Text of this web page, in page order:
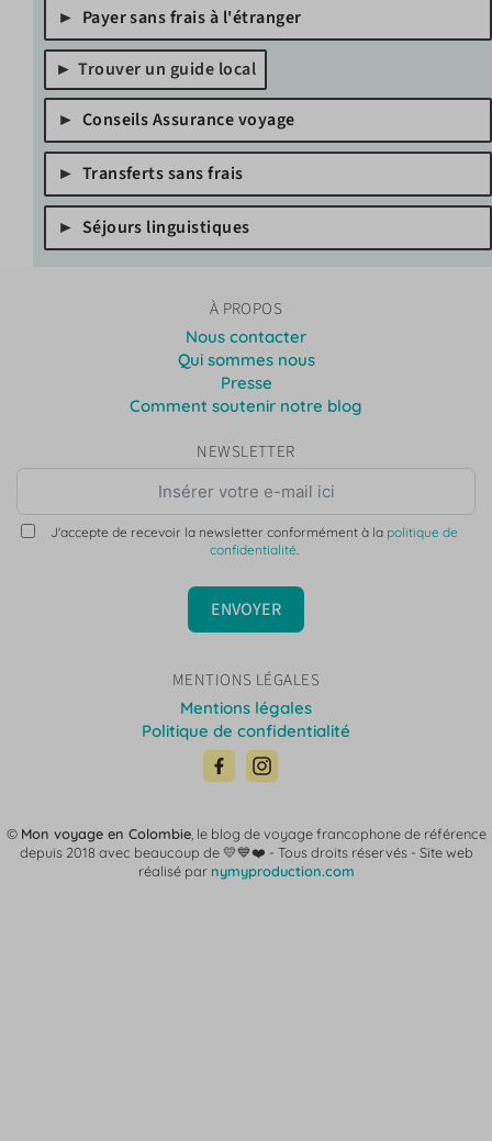
Payer sans frais à l'étranger
Trouver un guide local
Conseils Assurance voyage
Transferts sans frais
Séjours linguistiques
À PROPOS
Nous contacter
Qui sommes nous
Presse
Comment soutenir notre blog
NEWSLETTER
J'accepte de recevoir la newsletter conformément à la politique de
confidentialité
ENVOYER
MENTIONS LÉGALES
Mentions légales
Politique de confidentialité
© Mon voyage en Colombie, le blog de voyage francophone de référence
depuis 2018 avec beaucoup de 💛💙❤️ - Tous droits réservés - Site web
réalisé par nymyproduction.com